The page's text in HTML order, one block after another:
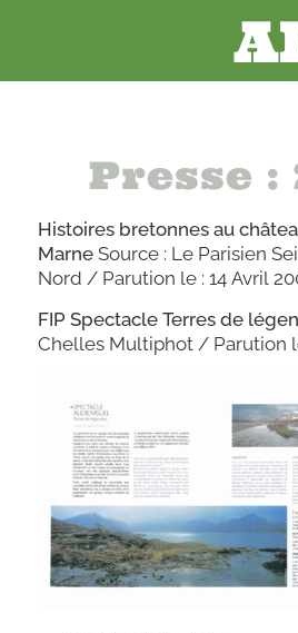
Presse :
Histoires bretonnes au
Marne Source : Le Parisien
Nord / Parution le : 14 Avril
FIP Spectacle Terres de
Chelles Multiphot / Parution